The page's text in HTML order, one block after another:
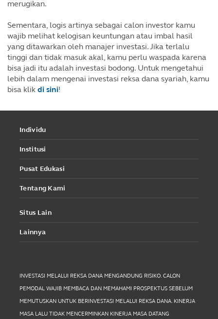
merugikan.
Sementara, logis artinya sebagai calon investor kamu
wajib melihat kelogisan keuntungan atau imbal hasil
yang ditawarkan oleh manajer investasi. Jika terlalu
tinggi dan tidak masuk akal, kamu perlu waspada karena
bisa jadi itu adalah investasi bodong. Untuk mengetahui
lebih dalam mengenai investasi reksa dana syariah, kamu
bisa klik di sini!
Individu
Institusi
Pusat Edukasi
Tentang Kami
Situs Lain
Lainnya
INVESTASI MELALUI REKSA DANA MENGANDUNG RISIKO. CALON
PEMODAL WAJIB MEMBACA DAN MEMAHAMI PROSPEKTUS SEBELUM
MEMUTUSKAN UNTUK BERINVESTASI MELALUI REKSA DANA. KINERJA
MASA LALU TIDAK MENCERMINKAN KINERJA MASA DATANG